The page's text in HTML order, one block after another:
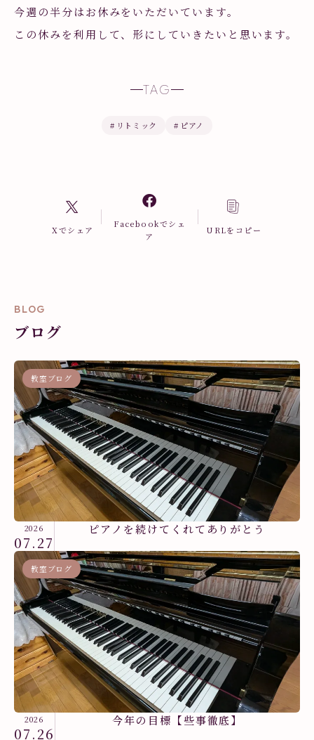
今週の半分はお休みをいただいています。
この休みを利用して、形にしていきたいと思います。
TAG
# リトミック # ピアノ
Xでシェア
Facebookでシェ
ア
URLをコピー
BLOG
ブログ
教室ブログ
2026
07.27
ピアノを続けてくれてありがとう
教室ブログ
2026
07.26
今年の目標【些事徹底】